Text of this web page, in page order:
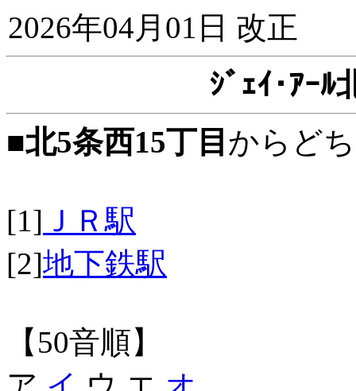
2026年04月01日 改正
ｼﾞｪｲ･ｱｰﾙ
■北5条西15丁目 からど
[1] ＪＲ駅
[2]地下鉄駅
【50音順】